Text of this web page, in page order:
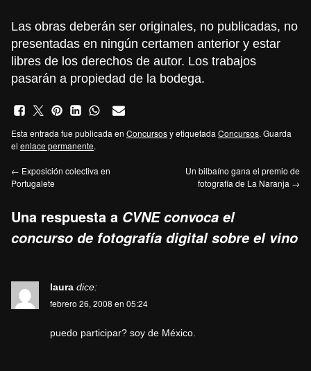
Las obras deberán ser originales, no publicadas, no
presentadas en ningún certamen anterior y estar
libres de los derechos de autor. Los trabajos
pasarán a propiedad de la bodega.
Esta entrada fue publicada en Concursosy etiquetada Concursos. Guarda
el enlace permanente.
← Exposición colectiva en
Portugalete
Un bilbaíno gana el premio de
fotografía de La Naranja →
Una respuesta a CVNE convoca el
concurso de fotografía digital sobre el vino
laura dice:
febrero 26, 2008 en 05:24
puedo participar? soy de México.